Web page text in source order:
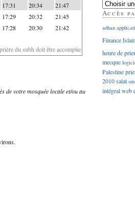
17:31 20:34 21:47
17:29 20:32 21:45
17:28 20:30 21:42
du subh doit être accomplie
de votre mosquée locale et/ou au
Accès
adhan
Finance
heure de
mecque
Palestine
2010salat
intégralweb